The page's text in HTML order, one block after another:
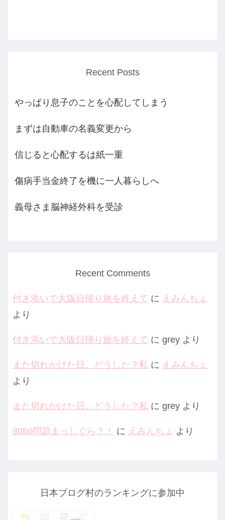
Recent Posts
やっぱり息子のことを心配してしまう
まずは自動車の名義変更から
信じると心配するは紙一重
傷病手当金終了を機に一人暮らしへ
義母さま脳神経外科を受診
Recent Comments
付き添いで大阪日帰り旅を終えて に えみんちょ
より
付き添いで大阪日帰り旅を終えて に grey より
また切れかけた日。どうした？私 に えみんちょ
より
また切れかけた日。どうした？私 に grey より
8050問題まっしぐら？！ に えみんちょ より
日本ブログ村のランキングに参加中